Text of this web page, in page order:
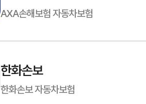
AXA손해보험 자동차보험
한화손보
한화손보 자동차보험